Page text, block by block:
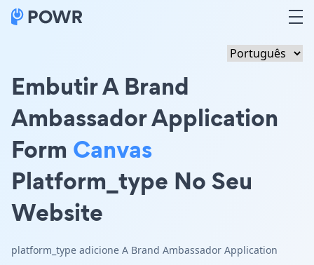
Embutir A Brand
Ambassador Application
Form Canvas
Platform_type No Seu
Website
platform_type adicione A Brand Ambassador Application